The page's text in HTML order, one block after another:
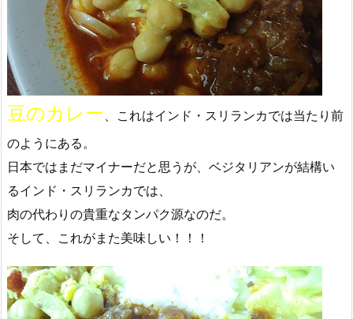
豆のカレー 、これはインド・スリランカでは当たり前
のようにある。
日本ではまだマイナーだと思うが、ベジタリアンが結構い
るインド・スリランカでは、
肉の代わりの貴重なタンパク源なのだ。
そして、これがまた美味しい！！！